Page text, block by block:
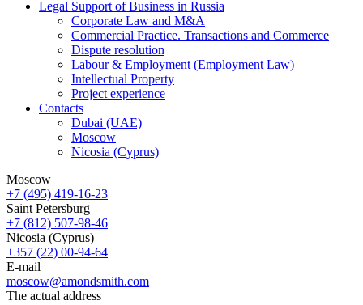
Legal Support of Business in Russia
Corporate Law and M&A
Commercial Practice. Transactions and Commerce
Dispute resolution
Labour & Employment (Employment Law)
Intellectual Property
Project experience
Contacts
Dubai (UAE)
Moscow
Nicosia (Cyprus)
Moscow
+7 (495) 419-16-23
Saint Petersburg
+7 (812) 507-98-46
Nicosia (Cyprus)
+357 (22) 00-94-64
E-mail
moscow@amondsmith.com
The actual address